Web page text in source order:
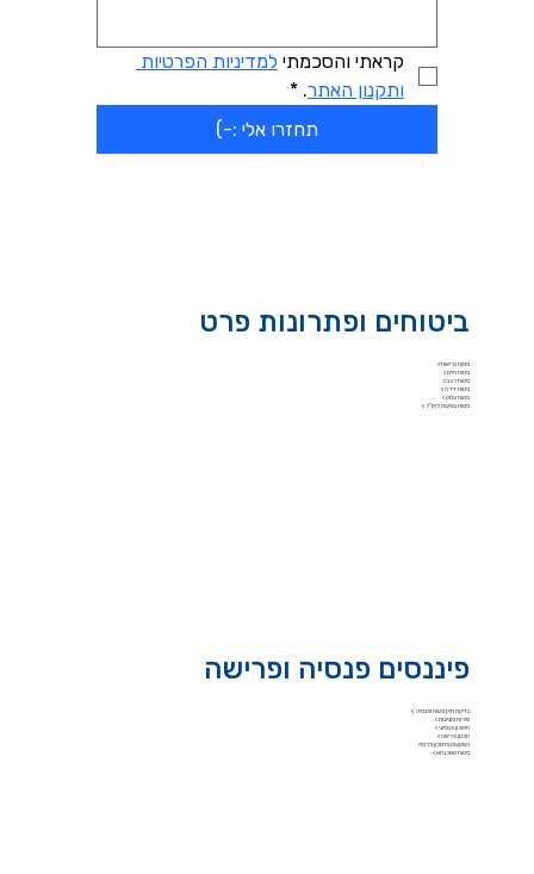
קראתי והסכמתי למדיניות הפרטיות
ותקנון האתר.
*
תחזרו אלי :-)
ביטוחים ופתרונות פרט
ביטוח בריאות >
ביטוח חיים >
ביטוח רכב >
ביטוח דירה >
ביטוח עסק >
ביטוח נסיעות לחו"ל >
פיננסים פנסיה ופרישה
בדיקת תיק ביטוח ופנסיה >
שירות ותביעות >
חיסכון פנסיוני >
תכנון פרישה >
השקעות וחיסכון פרטי>
ביטוח משכנתא >